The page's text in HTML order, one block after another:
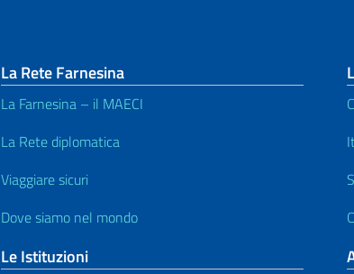
La Rete Farnesina
La Farnesina – il MAECI
La Rete diplomatica
Viaggiare sicuri
Dove siamo nel mondo
Le Istituzioni